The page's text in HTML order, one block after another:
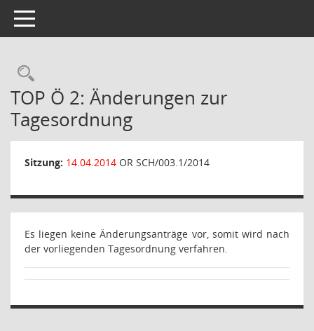
Toggle navigation
Rechercheauswahl
TOP Ö 2: Änderungen zur
Tagesordnung
Sitzung: 14.04.2014 OR SCH/003.1/2014
Es liegen keine Änderungsanträge vor, somit wird nach
der vorliegenden Tagesordnung verfahren.